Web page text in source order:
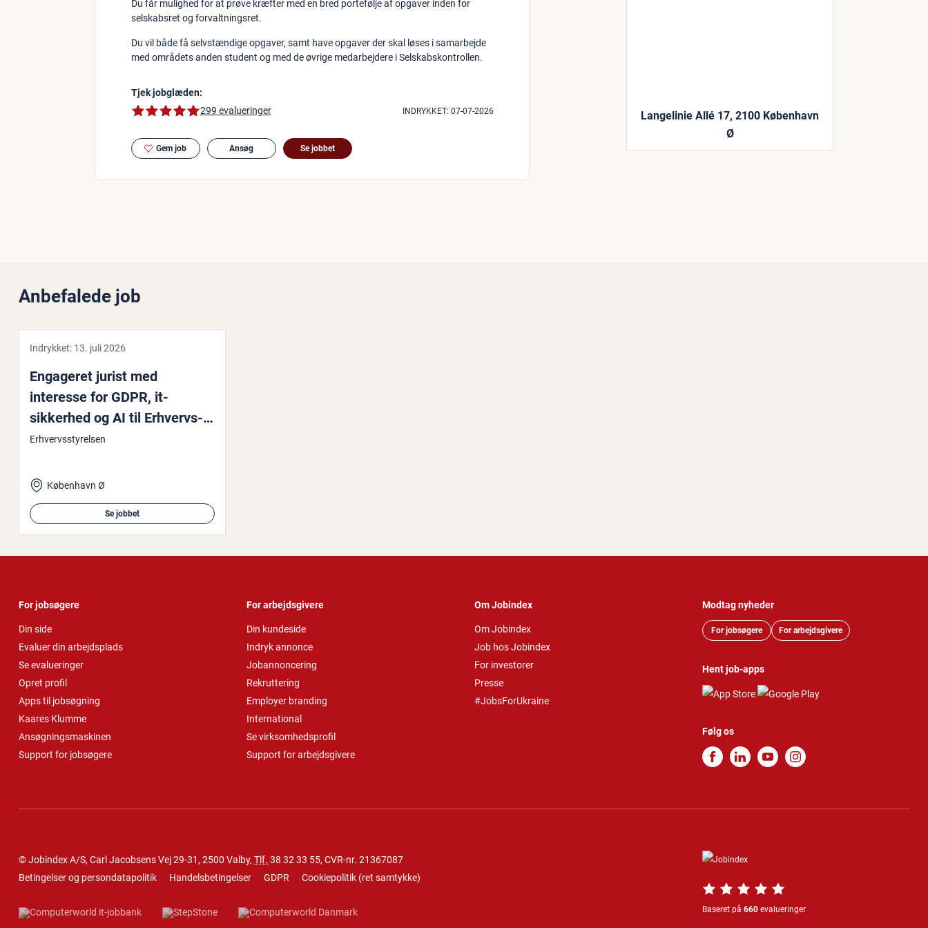
Du får mulighed for at prøve kræfter med en bred portefølje af opgaver inden for
selskabsret og forvaltningsret.
Du vil både få selvstændige opgaver, samt have opgaver der skal løses i samarbejde
med områdets anden student og med de øvrige medarbejdere i Selskabskontrollen.
Tjek jobglæden:
5 af 5 stjerner
299 evalueringer INDRYKKET: 07-07-2026
Gem job Ansøg Se jobbet
Langelinie Allé 17, 2100 København
Ø
Anbefalede job
Indrykket: 13. juli 2026
Engageret jurist med
interesse for GDPR, it-
sikkerhed og AI til Er­hvervs­
sty­rel­sens interne ad­vo­kat­
Erhvervsstyrelsen
København Ø
Se jobbet
For jobsøgere
Din side
Evaluer din arbejdsplads
Se evalueringer
Opret profil
Apps til jobsøgning
Kaares Klumme
Ansøgningsmaskinen
Support for jobsøgere
For arbejdsgivere
Din kundeside
Indryk annonce
Jobannoncering
Rekruttering
Employer branding
International
Se virksomhedsprofil
Support for arbejdsgivere
Om Jobindex
Om Jobindex
Job hos Jobindex
For investorer
Presse
#JobsForUkraine
Modtag nyheder
For jobsøgere For arbejdsgivere
Hent job-apps
Følg os
© Jobindex A/S, Carl Jacobsens Vej 29-31, 2500 Valby, Tlf. 38 32 33 55, CVR-nr. 21367087
Betingelser og persondatapolitik
Handelsbetingelser GDPR Cookiepolitik (ret samtykke)
Baseret på 660 evalueringer